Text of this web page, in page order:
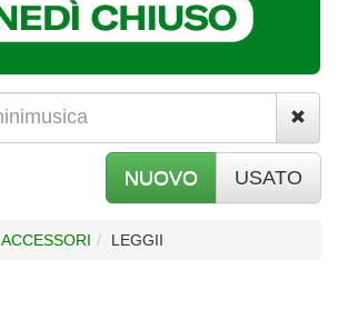
NUOVO USATO
ACCESSORI LEGGII